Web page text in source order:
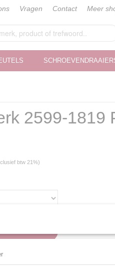
Vragen Contact Meer
2599-1819
btw 21%)